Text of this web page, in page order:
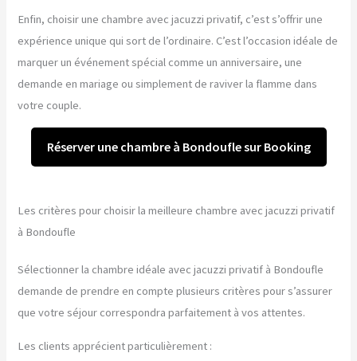
Enfin, choisir une chambre avec jacuzzi privatif, c’est s’offrir une
expérience unique qui sort de l’ordinaire. C’est l’occasion idéale de
marquer un événement spécial comme un anniversaire, une
demande en mariage ou simplement de raviver la flamme dans
votre couple.
Réserver une chambre à Bondoufle sur Booking
Les critères pour choisir la meilleure chambre avec jacuzzi privatif
à Bondoufle
Sélectionner la chambre idéale avec jacuzzi privatif à Bondoufle
demande de prendre en compte plusieurs critères pour s’assurer
que votre séjour correspondra parfaitement à vos attentes.
Les clients apprécient particulièrement :